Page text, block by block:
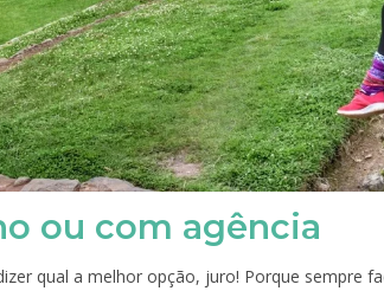
ou com agência
qual a melhor opção, juro! Porque sempre